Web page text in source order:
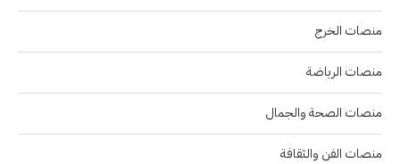
منصات الخرج
منصات الرياضة
منصات الصحة والجمال
منصات الفن والثقافة